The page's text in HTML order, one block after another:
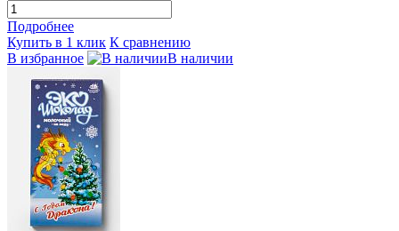
Подробнее
Купить в 1 клик К сравнению
В избранное
В наличии